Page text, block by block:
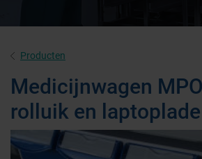
Producten
Medicijnwagen
rolluik en laptoplade